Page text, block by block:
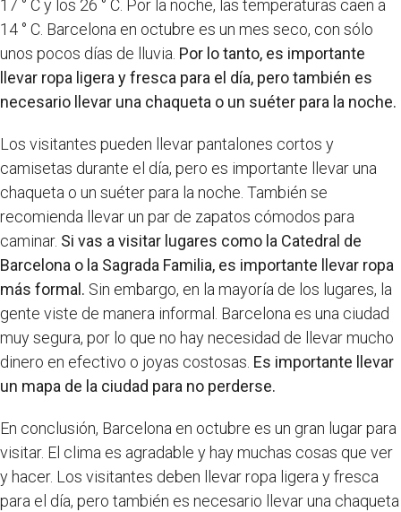
17 ° C y los 26 ° C. Por la noche, las temperaturas caen a
14 ° C. Barcelona en octubre es un mes seco, con sólo
unos pocos días de lluvia. Por lo tanto, es importante
llevar ropa ligera y fresca para el día, pero también es
necesario llevar una chaqueta o un suéter para la noche.
Los visitantes pueden llevar pantalones cortos y
camisetas durante el día, pero es importante llevar una
chaqueta o un suéter para la noche. También se
recomienda llevar un par de zapatos cómodos para
caminar. Si vas a visitar lugares como la Catedral de
Barcelona o la Sagrada Familia, es importante llevar ropa
más formal. Sin embargo, en la mayoría de los lugares, la
gente viste de manera informal. Barcelona es una ciudad
muy segura, por lo que no hay necesidad de llevar mucho
dinero en efectivo o joyas costosas. Es importante llevar
un mapa de la ciudad para no perderse.
En conclusión, Barcelona en octubre es un gran lugar para
visitar. El clima es agradable y hay muchas cosas que ver
y hacer. Los visitantes deben llevar ropa ligera y fresca
para el día, pero también es necesario llevar una chaqueta